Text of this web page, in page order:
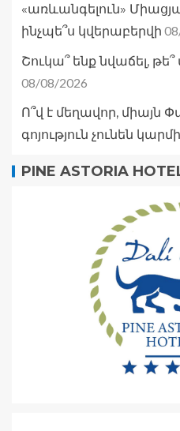
«առևանգելուն»
ինչպե՞ս կվերաբերվի
Շուկա՞ ենք նվաճել,
08/08/2026
Ո՞վ է մեղավոր, միայն
գոյություն չունեն
PINE ASTORIA